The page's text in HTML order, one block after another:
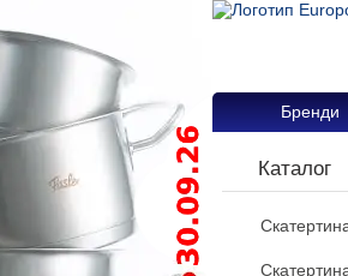
Бренди
Каталог